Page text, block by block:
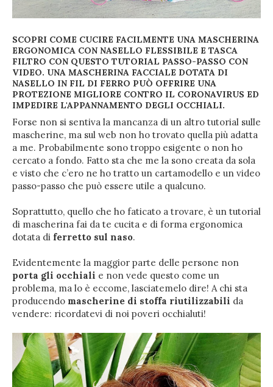
SCOPRI COME CUCIRE FACILMENTE UNA MASCHERINA
ERGONOMICA CON NASELLO FLESSIBILE E TASCA
FILTRO CON QUESTO TUTORIAL PASSO-PASSO CON
VIDEO. UNA MASCHERINA FACCIALE DOTATA DI
NASELLO IN FIL DI FERRO PUÒ OFFRIRE UNA
PROTEZIONE MIGLIORE CONTRO IL CORONAVIRUS ED
IMPEDIRE L'APPANNAMENTO DEGLI OCCHIALI.
Forse non si sentiva la mancanza di un altro tutorial sulle
mascherine, ma sul web non ho trovato quella più adatta
a me. Probabilmente sono troppo esigente o non ho
cercato a fondo. Fatto sta che me la sono creata da sola
e visto che c’ero ne ho tratto un cartamodello e un video
passo-passo che può essere utile a qualcuno.
Soprattutto, quello che ho faticato a trovare, è un tutorial
di mascherina fai da te cucita e di forma ergonomica
dotata di ferretto sul naso.
Evidentemente la maggior parte delle persone non
porta gli occhiali e non vede questo come un
problema, ma lo è eccome, lasciatemelo dire! A chi sta
producendo mascherine di stoffa riutilizzabili da
vendere: ricordatevi di noi poveri occhialuti!